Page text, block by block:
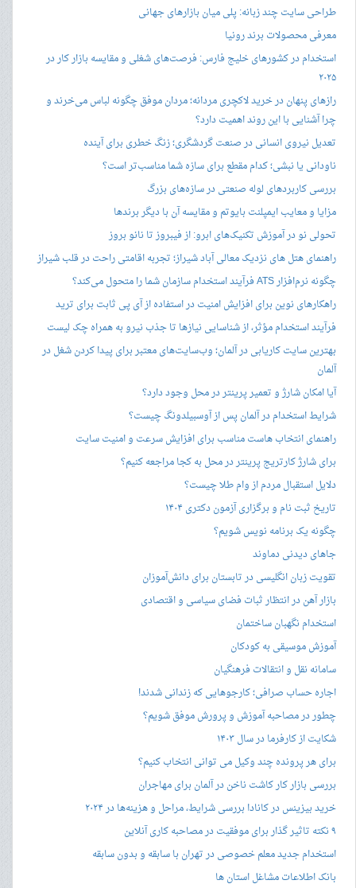
طراحی سایت چند زبانه: پلی میان بازارهای جهانی
معرفی محصولات برند رونیا
استخدام در کشورهای خلیج فارس: فرصت‌های شغلی و مقایسه بازار کار در
۲۰۲۵
رازهای پنهان در خرید لاکچری مردانه؛ مردان موفق چگونه لباس می‌خرند و
چرا آشنایی با این روند اهمیت دارد؟
تعدیل نیروی انسانی در صنعت گردشگری؛ زنگ خطری برای آینده
ناودانی یا نبشی؛ کدام مقطع برای سازه شما مناسب‌تر است؟
بررسی کاربردهای لوله صنعتی در سازه‌های بزرگ
مزایا و معایب ایمپلنت بایوتم و مقایسه آن با دیگر برندها
تحولی نو در آموزش تکنیک‌های ابرو: از فیبروز تا نانو بروز
راهنمای هتل های نزدیک معالی آباد شیراز؛ تجربه اقامتی راحت در قلب شیراز
چگونه نرم‌افزار ATS فرآیند استخدام سازمان شما را متحول می‌کند؟
راهکارهای نوین برای افزایش امنیت در استفاده از آی پی ثابت برای ترید
فرآیند استخدام مؤثر، از شناسایی نیازها تا جذب نیرو به همراه چک لیست
بهترین سایت کاریابی در آلمان؛ وب‌سایت‌های معتبر برای پیدا کردن شغل در
آلمان
آیا امکان شارژ و تعمیر پرینتر در محل وجود دارد؟
شرایط استخدام در آلمان پس از آوسبیلدونگ چیست؟
راهنمای انتخاب هاست مناسب برای افزایش سرعت و امنیت سایت
برای شارژ کارتریج پرینتر در محل به کجا مراجعه کنیم؟
دلایل استقبال مردم از وام طلا چیست؟
تاریخ ثبت نام و برگزاری آزمون دکتری ۱۴۰۴
چگونه یک برنامه نویس شویم؟
جاهای دیدنی دماوند
تقویت زبان انگلیسی در تابستان برای دانش‌آموزان
بازار آهن در انتظار ثبات فضای سیاسی و اقتصادی
استخدام نگهبان ساختمان
آموزش موسیقی به کودکان
سامانه نقل و انتقالات فرهنگیان
اجاره حساب صرافی؛ کارجوهایی که زندانی شدند!
چطور در مصاحبه‌ آموزش و پرورش موفق شویم؟
شکایت از کارفرما در سال ۱۴۰۳
برای هر پرونده چند وکیل می توانی انتخاب کنیم؟
بررسی بازار کار کاشت ناخن در آلمان برای مهاجران
خرید بیزینس در کانادا بررسی شرایط، مراحل و هزینه‌ها در ۲۰۲۴
۹ نکته تاثیر گذار برای موفقیت در مصاحبه کاری آنلاین
استخدام جدید معلم خصوصی در تهران با سابقه و بدون سابقه
بانک اطلاعات مشاغل استان ها